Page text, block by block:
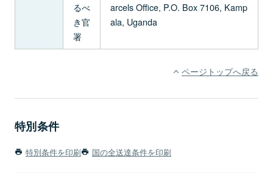
るべ
き官
署
arcels Office, P.O. Box 7106, Kamp
ala, Uganda
ページトップへ戻る
特別条件
特別条件を印刷 国の全送達条件を印刷